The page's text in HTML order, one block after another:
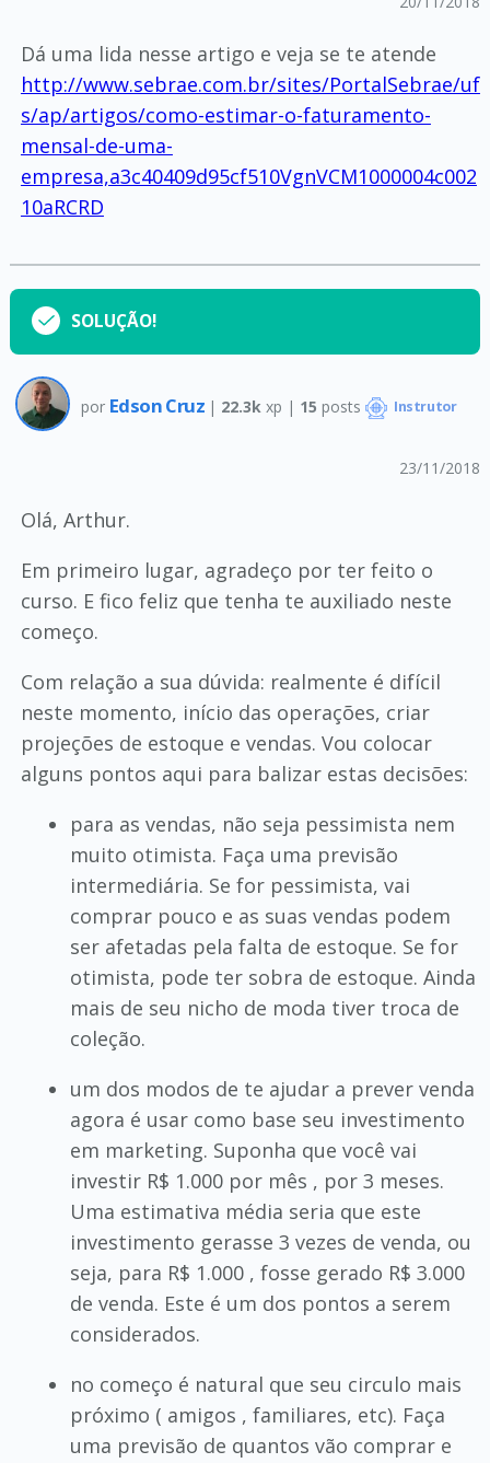
Dá uma lida nesse artigo e veja se te atende
http://www.sebrae.com.br/sites/PortalSebrae/uf
s/ap/artigos/como-estimar-o-faturamento-
mensal-de-uma-
empresa,a3c40409d95cf510VgnVCM1000004c002
10aRCRD
SOLUÇÃO!
por Edson Cruz | 22.3k xp | 15 posts Instrutor
23/11/2018
Olá, Arthur.
Em primeiro lugar, agradeço por ter feito o
curso. E fico feliz que tenha te auxiliado neste
começo.
Com relação a sua dúvida: realmente é difícil
neste momento, início das operações, criar
projeções de estoque e vendas. Vou colocar
alguns pontos aqui para balizar estas decisões:
para as vendas, não seja pessimista nem
muito otimista. Faça uma previsão
intermediária. Se for pessimista, vai
comprar pouco e as suas vendas podem
ser afetadas pela falta de estoque. Se for
otimista, pode ter sobra de estoque. Ainda
mais de seu nicho de moda tiver troca de
coleção.
um dos modos de te ajudar a prever venda
agora é usar como base seu investimento
em marketing. Suponha que você vai
investir R$ 1.000 por mês , por 3 meses.
Uma estimativa média seria que este
investimento gerasse 3 vezes de venda, ou
seja, para R$ 1.000 , fosse gerado R$ 3.000
de venda. Este é um dos pontos a serem
considerados.
no começo é natural que seu circulo mais
próximo ( amigos , familiares, etc). Faça
uma previsão de quantos vão comprar e